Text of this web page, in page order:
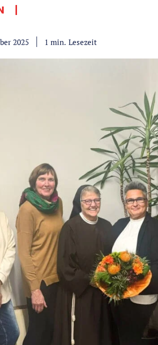
2025 1 min. Lesezeit